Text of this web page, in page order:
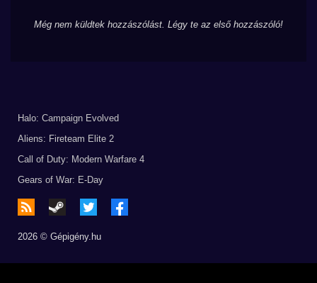
Még nem küldtek hozzászólást. Légy te az első hozzászóló!
Halo: Campaign Evolved
Aliens: Fireteam Elite 2
Call of Duty: Modern Warfare 4
Gears of War: E-Day
2026 © Gépigény.hu